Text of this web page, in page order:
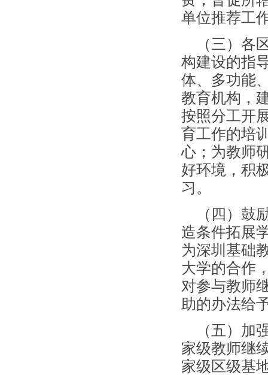
单位推荐工
（三）各
构建设的指
体、多功能
教育机构，
按照分工开
育工作的培
心；为教师
好环境，积
习。
（四）鼓
造条件拓展
为深圳基础
大学的合作
对参与教师
助的办法给
（五）加
家级教师继
家级区级基